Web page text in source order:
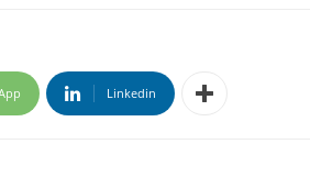
Linkedin